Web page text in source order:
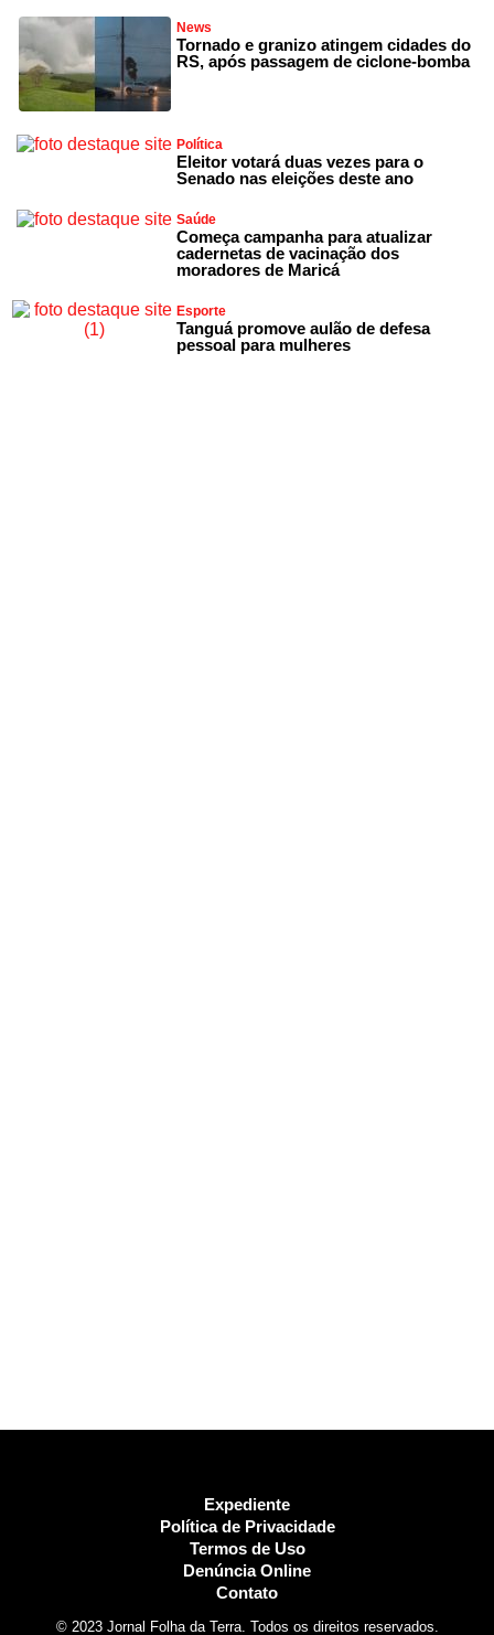
News
Tornado e granizo atingem cidades do
RS, após passagem de ciclone-bomba
Política
Eleitor votará duas vezes para o
Senado nas eleições deste ano
Saúde
Começa campanha para atualizar
cadernetas de vacinação dos
moradores de Maricá
Esporte
Tanguá promove aulão de defesa
pessoal para mulheres
Expediente
Política de Privacidade
Termos de Uso
Denúncia Online
Contato
© 2023 Jornal Folha da Terra. Todos os direitos reservados.